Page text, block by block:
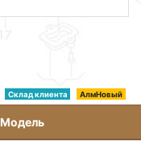
Склад клиента АлмНовый
Модель